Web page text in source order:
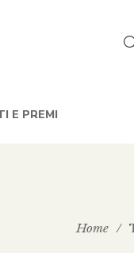
E PREMI
Home /